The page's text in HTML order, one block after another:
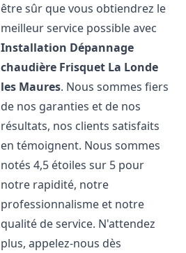
être sûr que vous obtiendrez le
meilleur service possible avec
Installation Dépannage
chaudière Frisquet La Londe
les Maures. Nous sommes fiers
de nos garanties et de nos
résultats, nos clients satisfaits
en témoignent. Nous sommes
notés 4,5 étoiles sur 5 pour
notre rapidité, notre
professionnalisme et notre
qualité de service. N'attendez
plus, appelez-nous dès